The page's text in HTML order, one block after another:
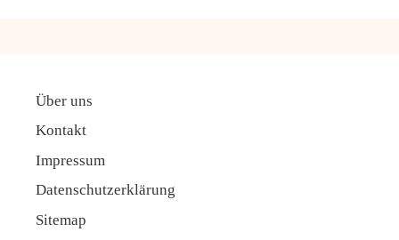
Über uns
Kontakt
Impressum
Datenschutzerklärung
Sitemap